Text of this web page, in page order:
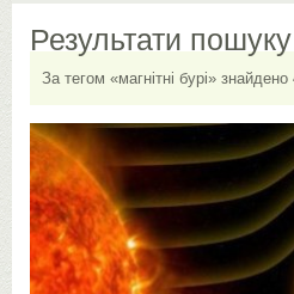
Результати пошуку
За тегом «магнітні бурі» знайдено